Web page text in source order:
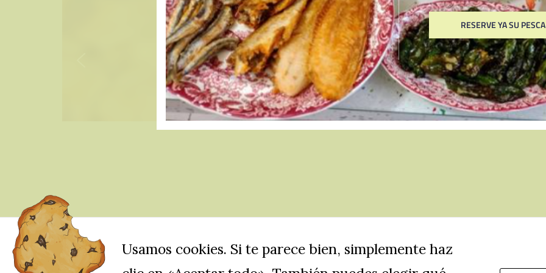
Usamos cookies. Si te parece bien, simplemente haz
RESERVE YA SU